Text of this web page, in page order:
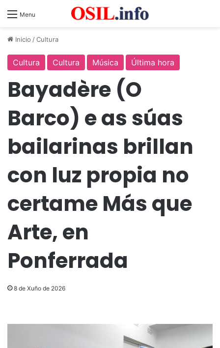
Menu
Inicio /Cultura
Cultura Cultura Música Última hora
Bayadère (O
Barco) e as súas
bailarinas brillan
con luz propia no
certame Más que
Arte, en
Ponferrada
8 de Xuño de 2026